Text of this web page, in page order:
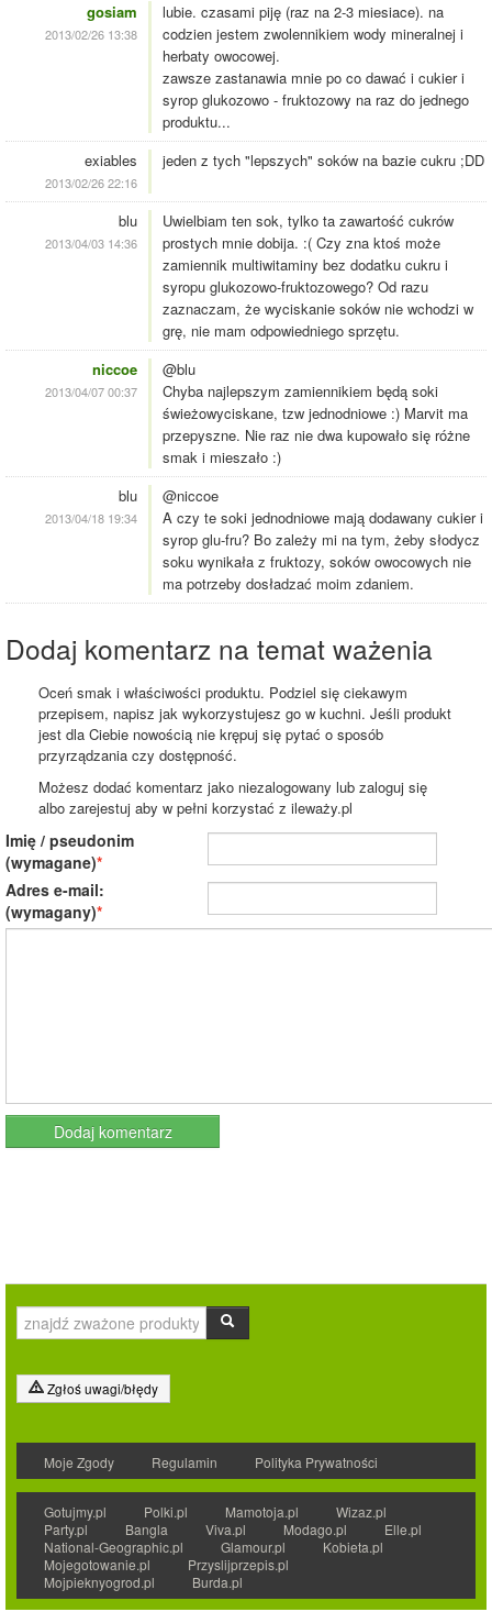
gosiam
2013/02/26 13:38
lubie. czasami piję (raz na 2-3 miesiace). na
codzien jestem zwolennikiem wody mineralnej i
herbaty owocowej.
zawsze zastanawia mnie po co dawać i cukier i
syrop glukozowo - fruktozowy na raz do jednego
produktu...
exiables
2013/02/26 22:16
jeden z tych "lepszych" soków na bazie cukru ;DD
blu
2013/04/03 14:36
Uwielbiam ten sok, tylko ta zawartość cukrów
prostych mnie dobija. :( Czy zna ktoś może
zamiennik multiwitaminy bez dodatku cukru i
syropu glukozowo-fruktozowego? Od razu
zaznaczam, że wyciskanie soków nie wchodzi w
grę, nie mam odpowiedniego sprzętu.
niccoe
2013/04/07 00:37
@blu
Chyba najlepszym zamiennikiem będą soki
świeżowyciskane, tzw jednodniowe :) Marvit ma
przepyszne. Nie raz nie dwa kupowało się różne
smak i mieszało :)
blu
2013/04/18 19:34
@niccoe
A czy te soki jednodniowe mają dodawany cukier i
syrop glu-fru? Bo zależy mi na tym, żeby słodycz
soku wynikała z fruktozy, soków owocowych nie
ma potrzeby dosładzać moim zdaniem.
Dodaj komentarz na temat ważenia
Oceń smak i właściwości produktu. Podziel się ciekawym
przepisem, napisz jak wykorzystujesz go w kuchni. Jeśli produkt
jest dla Ciebie nowością nie krępuj się pytać o sposób
przyrządzania czy dostępność.
Możesz dodać komentarz jako niezalogowany lub zaloguj się
albo zarejestuj aby w pełni korzystać z ileważy.pl
Imię / pseudonim
(wymagane)
Adres e-mail:
(wymagany)
Zgłoś uwagi/błędy
Moje Zgody Regulamin Polityka Prywatności
Gotujmy.pl Polki.pl Mamotoja.pl
Wizaz.pl
Party.pl
Bangla Viva.pl Modago.pl
Elle.pl
National-Geographic.pl
Glamour.pl
Kobieta.pl
Mojegotowanie.pl
Przyslijprzepis.pl
Mojpieknyogrod.pl
Burda.pl